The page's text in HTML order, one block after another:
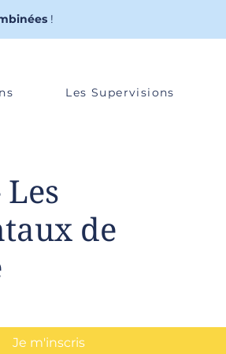
!
Les Supervisions
Les
de
Je m'inscris